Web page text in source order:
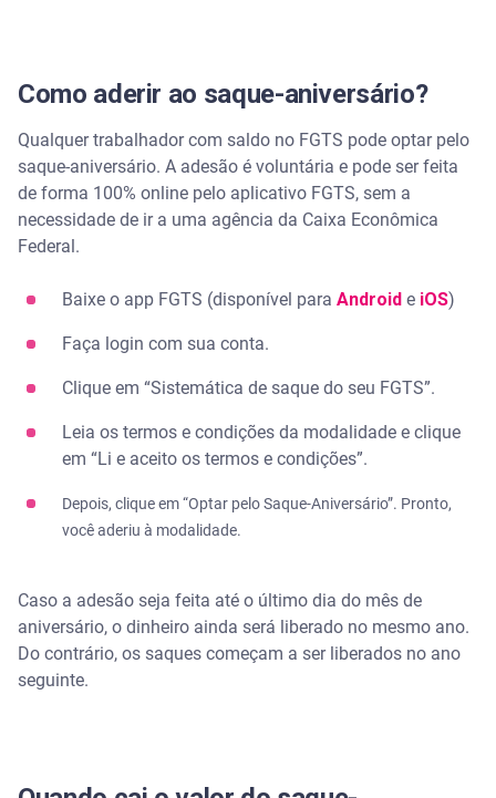
Como aderir ao saque-aniversário?
Qualquer trabalhador com saldo no FGTS pode optar pelo
saque-aniversário. A adesão é voluntária e pode ser feita
de forma 100% online pelo aplicativo FGTS, sem a
necessidade de ir a uma agência da Caixa Econômica
Federal.
Baixe o app FGTS (disponível para Android e iOS)
Faça login com sua conta.
Clique em “Sistemática de saque do seu FGTS”.
Leia os termos e condições da modalidade e clique
em “Li e aceito os termos e condições”.
Depois, clique em “Optar pelo Saque-Aniversário”. Pronto,
você aderiu à modalidade.
Caso a adesão seja feita até o último dia do mês de
aniversário, o dinheiro ainda será liberado no mesmo ano.
Do contrário, os saques começam a ser liberados no ano
seguinte.